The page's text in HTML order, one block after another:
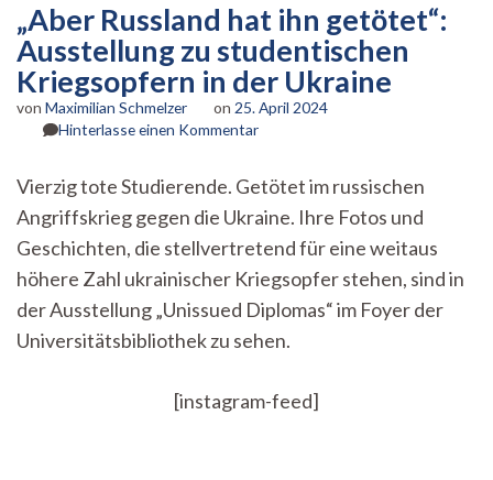
„Aber Russland hat ihn getötet“:
Ausstellung zu studentischen
Kriegsopfern in der Ukraine
von Maximilian Schmelzer on 25. April 2024
Hinterlasse einen Kommentarzu
hat
ihn
getötet“:
Ausstellung
zu
studentischen
Kriegsopfern
in
Ukraine
Vierzig tote Studierende. Getötet im russischen
Angriffskrieg gegen die Ukraine. Ihre Fotos und
Geschichten, die stellvertretend für eine weitaus
höhere Zahl ukrainischer Kriegsopfer stehen, sind in
der Ausstellung „Unissued Diplomas“ im Foyer der
Universitätsbibliothek zu sehen.
[instagram-feed]